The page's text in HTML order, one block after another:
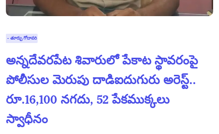
- తూర్పు గోదావరి
అన్నదేవరపేట శివారులో పేకాట స్థావరంపై
పోలీసుల మెరుపు దాడిఐదుగురు అరెస్ట్..
రూ.16,100 నగదు, 52 పేకముక్కలు
స్వాధీనం